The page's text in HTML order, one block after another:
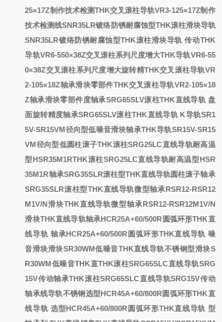
25×17Z制作技术检测THK交叉滚柱导轨VR3-125×17Z制作
技术检测线SNR35LR镀络防锈耐腐蚀型THK滚柱滑块导轨
SNR35LR镀络防锈耐腐蚀型THK滚柱滑块导轨 传动THK
导轨VR6-550×38Z交叉滚柱系列尺度增大THK导轨VR6-55
0×38Z交叉滚柱系列尺度增大旋转精THK交叉滚柱导轨VR
2-105×18Z轴承滑块零部件THK交叉滚柱导轨VR2-105×18
Z轴承滑块零部件度轴承SRG65SLV滚柱THK直线导轨 盘
面旋转精度轴承SRG65SLV滚柱THK直线导轨 K导轨SR1
5V-SR15VM径向型低噪音滑块轴承THK导轨SR15V-SR15
VM径向型低圆柱滚子THK滚柱SRG25LC直线导轨耐高温
型HSR35M1RTHK滚柱SRG25LC直线导轨耐高温型HSR
35M1R轴承SRG35SLR滚柱型THK直线导轨圆柱滚子轴承
SRG35SLR滚柱型THK直线导轨微型轴承RSR12-RSR12
M1V/N滑块THK直线导轨微型轴承RSR12-RSR12M1V/N
滑块THK直线导轨轴承HCR25A+60/500R圆弧环形THK直
线导轨 轴承HCR25A+60/500R圆弧环形THK直线导轨 噪
音滑块滑块SR30WM低噪音THK直线导轨不锈钢型滑块S
R30WM低噪音THK直THK滚柱SRG65SLC直线导轨SRG
15V传动轴承THK滚柱SRG65SLC直线导轨SRG15V传动
轴承线导轨不锈钢选型HCR45A+60/800R圆弧环形THK直
线导轨 选型HCR45A+60/800R圆弧环形THK直线导轨 型